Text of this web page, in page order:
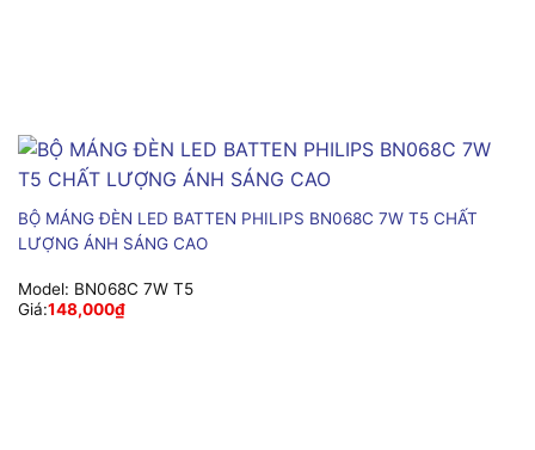
BỘ MÁNG ĐÈN LED BATTEN PHILIPS BN068C 7W T5 CHẤT
LƯỢNG ÁNH SÁNG CAO
Model: BN068C 7W T5
Giá:148,000₫